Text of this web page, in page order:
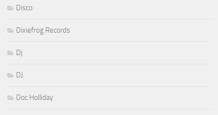
Disco
Dixiefrog Records
Dj
DJ
Doc Holliday